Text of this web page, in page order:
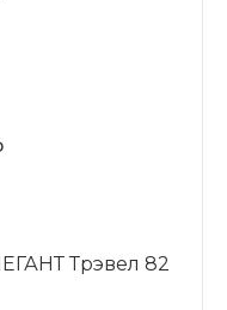
Трэвел 82